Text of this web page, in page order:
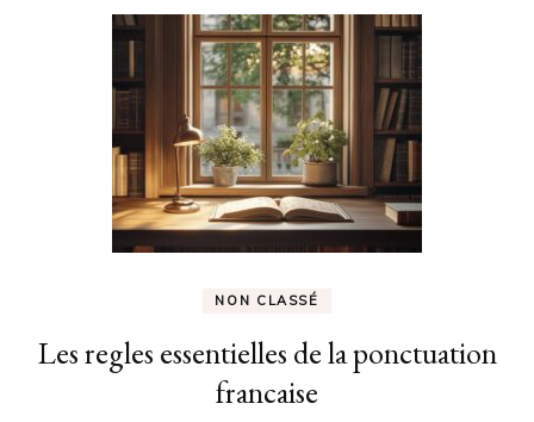
NON CLASSÉ
Les regles essentielles de la ponctuation
francaise